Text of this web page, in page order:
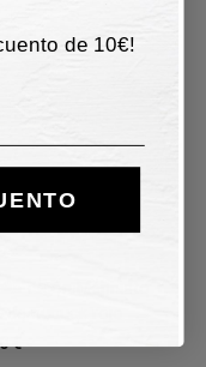
tacón Mephisto
€
de 10€!